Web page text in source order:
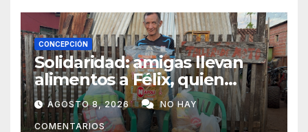
CONCEPCIÓN
Solidaridad: amigas llevan
alimentos a Félix, quien
ahora vende caramelos para
subsistir
AGOSTO 8, 2026 NO HAY
COMENTARIOS